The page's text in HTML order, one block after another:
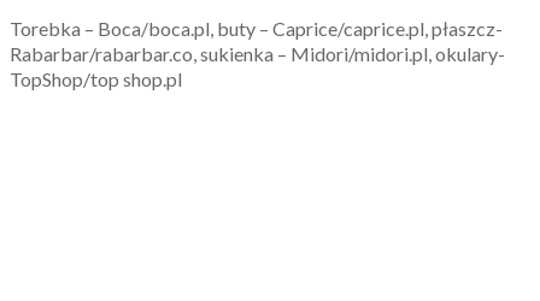
Torebka – Boca/boca.pl, buty – Caprice/caprice.pl, płaszcz-
Rabarbar/rabarbar.co, sukienka – Midori/midori.pl, okulary-
TopShop/top shop.pl